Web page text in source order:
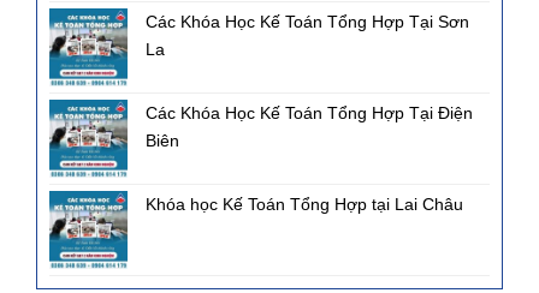
Các Khóa Học Kế Toán Tổng Hợp Tại Sơn
La
Các Khóa Học Kế Toán Tổng Hợp Tại Điện
Biên
Khóa học Kế Toán Tổng Hợp tại Lai Châu